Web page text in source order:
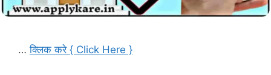
…क्लिक करे { Click Here }